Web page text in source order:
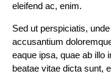
eleifend ac, enim.
Sed ut perspiciatis,
accusantium
eaque ipsa, quae ab illo
beatae vitae dicta sunt,